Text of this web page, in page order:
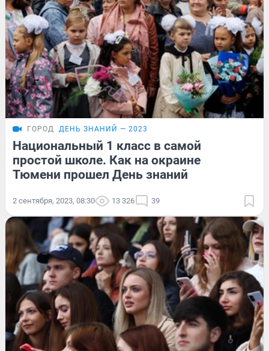
ГОРОД ДЕНЬ ЗНАНИЙ — 2023
Национальный 1 класс в самой
простой школе. Как на окраине
Тюмени прошел День знаний
2 сентября, 2023, 08:30 13 326 39